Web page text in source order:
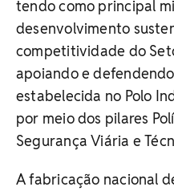
tendo como principal
desenvolvimento
competitividade do
apoiando e
estabelecida no Polo
por meio dos pilares
Segurança Viária e
A fabricação nacional